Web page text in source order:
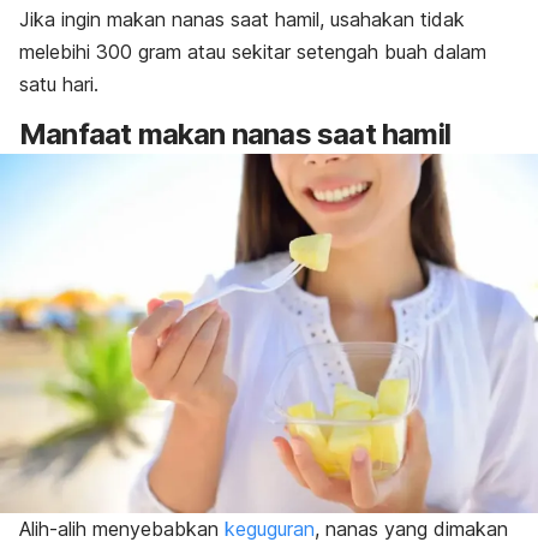
Jika ingin makan nanas saat hamil, usahakan tidak
melebihi 300 gram atau sekitar setengah buah dalam
satu hari.
Manfaat makan nanas saat hamil
Alih-alih menyebabkan keguguran, nanas yang dimakan